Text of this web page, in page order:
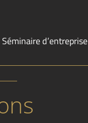
Séminaire d’entreprise